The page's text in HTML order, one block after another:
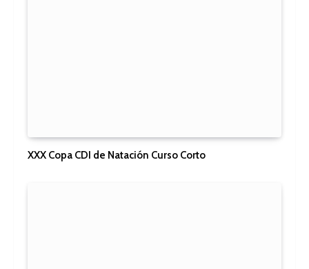
XXX Copa CDI de Natación Curso Corto